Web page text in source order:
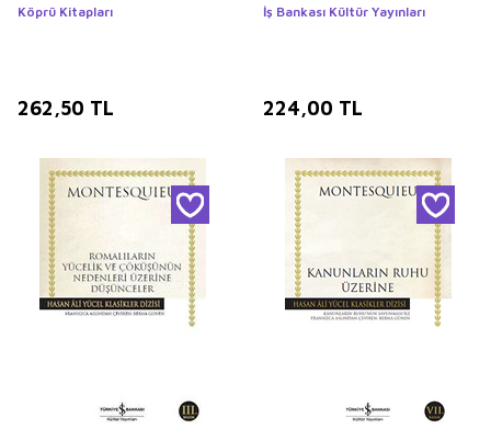
Köprü Kitapları
262,50 TL
İş Bankası Kültür Yayınları
224,00 TL